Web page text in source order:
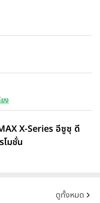
ง
X-Series อีซูซุ ดี
โมชั่น
ดูทั้งหมด